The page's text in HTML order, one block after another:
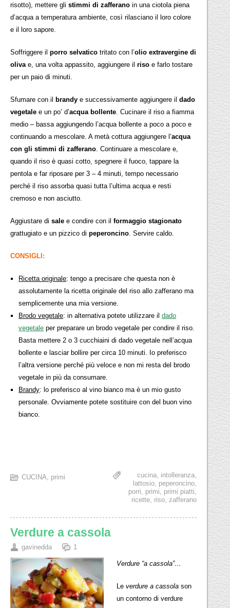
risotto), mettere glistimmi di zafferano in una ciotola piena
d’acqua a temperatura ambiente, così rilasciano il loro colore
e il loro sapore.
Soffriggere ilporro selvatico tritato con l’olio extravergine di
olivae, una volta appassito, aggiungere ilriso e farlo tostare
per un paio di minuti.
Sfumare con il brandy e successivamente aggiungere ildado
vegetale e un po’ d’acqua bollente. Cucinare il riso a fiamma
medio – bassa aggiungendo l’acqua bollente a poco a poco e
continuando a mescolare. A metà cottura aggiungere l’acqua
con gli stimmi di zafferano. Continuare a mescolare e,
quando il riso è quasi cotto, spegnere il fuoco, tappare la
pentola e far riposare per 3 – 4 minuti, tempo necessario
perché il riso assorba quasi tutta l’ultima acqua e resti
cremoso e non asciutto.
Aggiustare disale e condire con ilformaggio stagionato
grattugiato e un pizzico dipeperoncino. Servire caldo.
CONSIGLI:
Ricetta originale: tengo a precisare che questa non è
assolutamente la ricetta originale del riso allo zafferano ma
semplicemente una mia versione.
Brodo vegetale: in alternativa potete utilizzare ildado
vegetale per preparare un brodo vegetale per condire il riso.
Basta mettere 2 o 3 cucchiaini di dado vegetale nell’acqua
bollente e lasciar bollire per circa 10 minuti. Io preferisco
l’altra versione perché più veloce e non mi resta del brodo
vegetale in più da consumare.
Brandy: lo preferisco al vino bianco ma è un mio gusto
personale. Ovviamente potete sostituire con del buon vino
bianco.
CUCINA, primi cucina, intolleranza,
lattosio, peperoncino,
porri, primi, primi piatti,
ricette, riso, zafferano
Verdure a cassola
gavinedda 1
Verdure “a cassola”…
Le verdure a cassolason
un contorno di verdure